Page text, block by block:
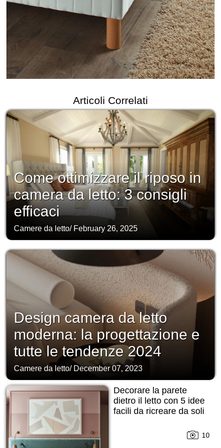
Articoli Correlati
Come ottimizzare il riposo in
camera da letto: 3 consigli
efficaci
Camere da letto/ February 26, 2025
Design camera da letto
moderna: la progettazione e
tutte le tendenze 2024
Camere da letto/ December 07, 2023
Decorare la parete
dietro il letto con 5 idee
facili da ricreare da soli
10